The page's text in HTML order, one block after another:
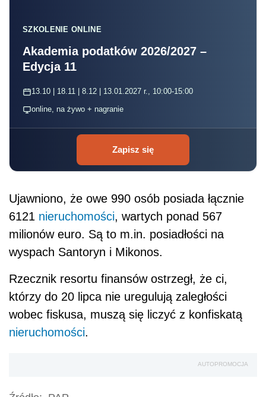
SZKOLENIE ONLINE
Akademia podatków 2026/2027 –
Edycja 11
13.10 | 18.11 | 8.12 | 13.01.2027 r., 10:00-15:00
online, na żywo + nagranie
Zapisz się
Ujawniono, że owe 990 osób posiada łącznie
6121 nieruchomości, wartych ponad 567
milionów euro. Są to m.in. posiadłości na
wyspach Santoryn i Mikonos.
Rzecznik resortu finansów ostrzegł, że ci,
którzy do 20 lipca nie uregulują zaległości
wobec fiskusa, muszą się liczyć z konfiskatą
nieruchomości.
AUTOPROMOCJA